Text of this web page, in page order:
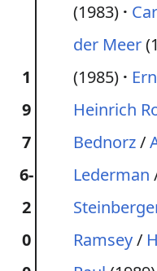
1
9
7
6-
2
0
(1983)
der Meer
(1985)
Heinrich
Bednorz/
Lederman
Ramsey/